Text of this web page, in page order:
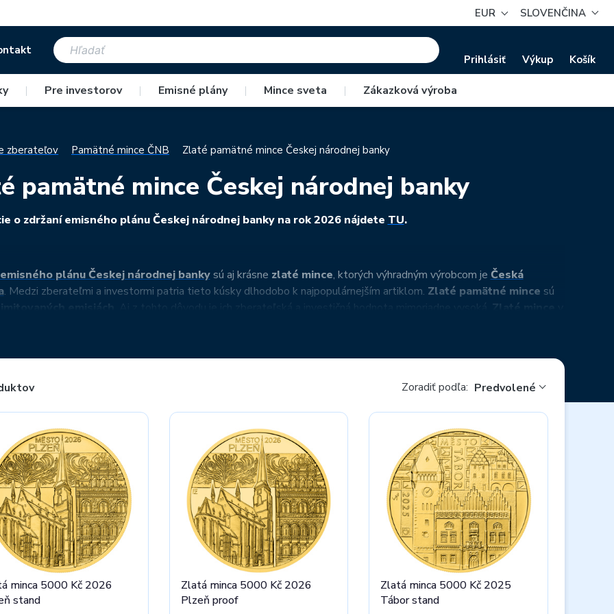
EUR SLOVENČINA
Prihlásiť Výkup Košík
| Pre investorov | Emisné plány | Mince sveta | Zákazková výroba
zberateľov Pamätné mince ČNB Zlaté pamätné mince Českej národnej banky
pamätné mince Českej národnej banky
o zdržaní emisného plánu Českej národnej banky na rok 2026 nájdete TU.
emisného plánu Českej národnej bankysú aj krásne zlaté mince, ktorých výhradným výrobcom je Česká
. Medzi zberateľmi a investormi patria tieto kúsky dlhodobo k najpopulárnejším artiklom. Zlaté pamätné mince sú
emisiách
. Aj z tohto dôvodu je ich zberateľská a investičná hodnota mimoriadne vysoká. Zlaté mince
10 000 Korún českých sú zvečnené dôležité historické udalosti. Obe série majú spoločného tematického
priebežne monitorovať prírastky do tejto kategórie
Zoradiť podľa: Predvolené
minca 5000 Kč 2026
stand
Zlatá minca 5000 Kč 2026
Plzeň proof
Zlatá minca 5000 Kč 2025
Tábor stand